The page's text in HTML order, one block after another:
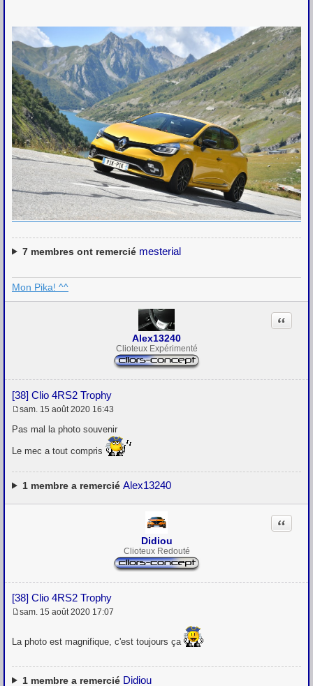
7membres ont remercié mesterial
Mon Pika! ^^
Alex13240
Clioteux Expérimenté
[38] Clio 4RS2 Trophy
Citation
e
a
sam. 15 août 2020 16:43
Pas mal la photo souvenir
Le mec a tout compris
1membre a remercié Alex13240
Didiou
Clioteux Redouté
[38] Clio 4RS2 Trophy
Citation
s
g
e
sam. 15 août 2020 17:07
La photo est magnifique, c'est toujours ça
1membre a remercié Didiou